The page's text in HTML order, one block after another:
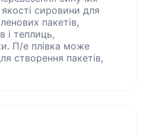
сировини для
пакетів,
і теплиць,
П/е плівка може
створення пакетів,